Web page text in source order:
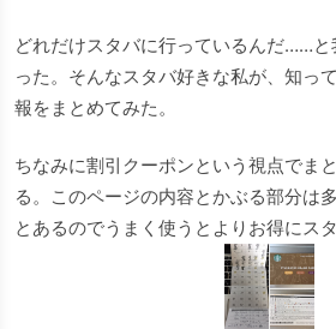
どれだけスタバに行っているんだ……と
った。そんなスタバ好きな私が、知っ
報をまとめてみた。
ちなみに割引クーポンという視点でま
る。このページの内容とかぶる部分は
とあるのでうまく使うとよりお得にス